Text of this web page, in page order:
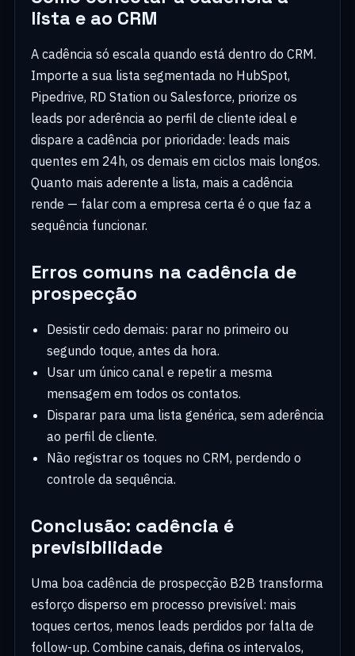
lista e ao CRM
A cadência só escala quando está dentro do CRM.
Importe a sua lista segmentada no HubSpot,
Pipedrive, RD Station ou Salesforce, priorize os
leads por aderência ao perfil de cliente ideal e
dispare a cadência por prioridade: leads mais
quentes em 24h, os demais em ciclos mais longos.
Quanto mais aderente a lista, mais a cadência
rende — falar com a empresa certa é o que faz a
sequência funcionar.
Erros comuns na cadência de
prospecção
Desistir cedo demais: parar no primeiro ou
segundo toque, antes da hora.
Usar um único canal e repetir a mesma
mensagem em todos os contatos.
Disparar para uma lista genérica, sem aderência
ao perfil de cliente.
Não registrar os toques no CRM, perdendo o
controle da sequência.
Conclusão: cadência é
previsibilidade
Uma boa cadência de prospecção B2B transforma
esforço disperso em processo previsível: mais
toques certos, menos leads perdidos por falta de
follow-up. Combine canais, defina os intervalos,